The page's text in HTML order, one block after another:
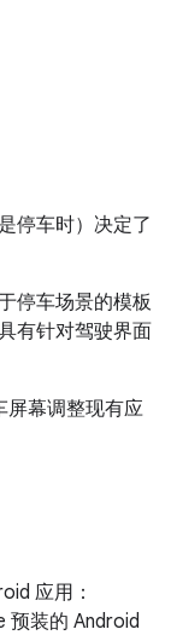
停车时）决定了
停车场景的模板
有针对驾驶界面
屏幕调整现有应
应用：
预装的 Android